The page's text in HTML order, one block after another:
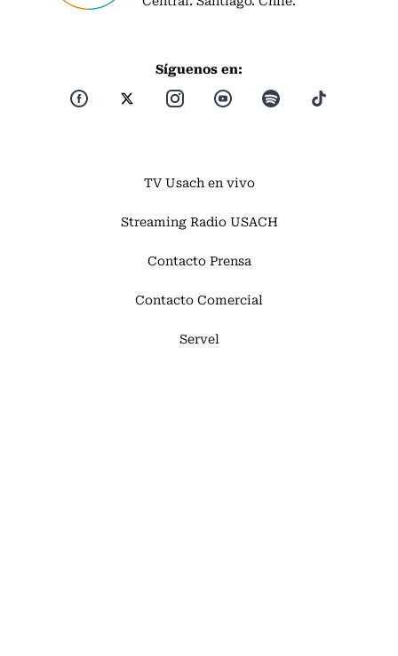
Síguenos en:
TV Usach en vivo
Streaming Radio USACH
Contacto Prensa
Contacto Comercial
Servel